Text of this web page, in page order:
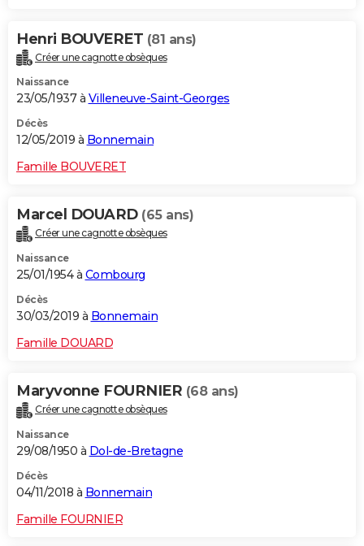
Henri BOUVERET (81 ans)
Créer une cagnotte obsèques
Naissance
23/05/1937 à Villeneuve-Saint-Georges
Décès
12/05/2019 à Bonnemain
Famille BOUVERET
Marcel DOUARD (65 ans)
Créer une cagnotte obsèques
Naissance
25/01/1954 à Combourg
Décès
30/03/2019 à Bonnemain
Famille DOUARD
Maryvonne FOURNIER (68 ans)
Créer une cagnotte obsèques
Naissance
29/08/1950 à Dol-de-Bretagne
Décès
04/11/2018 à Bonnemain
Famille FOURNIER